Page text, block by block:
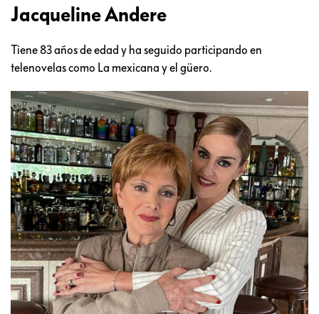
Jacqueline Andere
Tiene 83 años de edad y ha seguido participando en
telenovelas como La mexicana y el güero.